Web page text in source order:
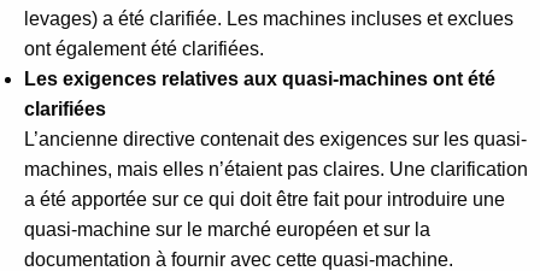
levages) a été clarifiée. Les machines incluses et exclues
ont également été clarifiées.
Les exigences relatives aux quasi-machines ont été
clarifiées
L’ancienne directive contenait des exigences sur les quasi-
machines, mais elles n’étaient pas claires. Une clarification
a été apportée sur ce qui doit être fait pour introduire une
quasi-machine sur le marché européen et sur la
documentation à fournir avec cette quasi-machine.